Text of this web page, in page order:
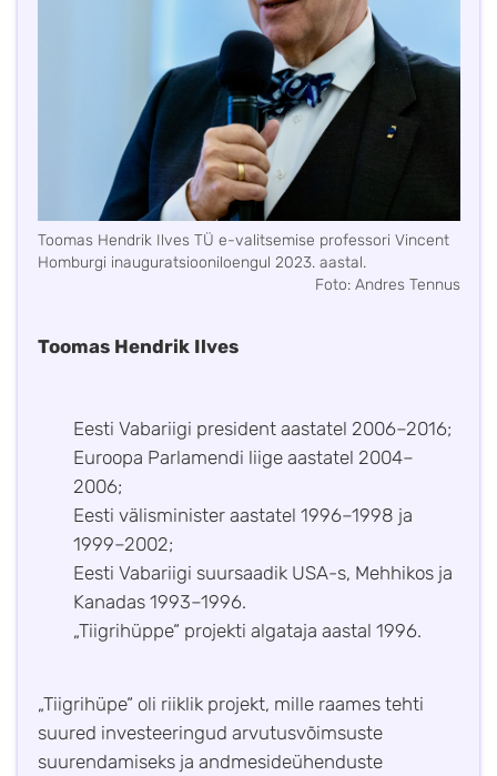
Toomas Hendrik Ilves TÜ e-valitsemise professori Vincent
Homburgi inauguratsiooniloengul 2023. aastal.
Foto: Andres Tennus
Toomas Hendrik Ilves
Eesti Vabariigi president aastatel 2006–2016;
Euroopa Parlamendi liige aastatel 2004–
2006;
Eesti välisminister aastatel 1996–1998 ja
1999–2002;
Eesti Vabariigi suursaadik USA-s, Mehhikos ja
Kanadas 1993–1996.
„Tiigrihüppe“ projekti algataja aastal 1996.
„Tiigrihüpe“ oli riiklik projekt, mille raames tehti
suured investeeringud arvutusvõimsuste
suurendamiseks ja andmesideühenduste